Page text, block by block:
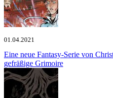
01.04.2021
Eine neue Fantasy-Serie von
gefräßige Grimoire